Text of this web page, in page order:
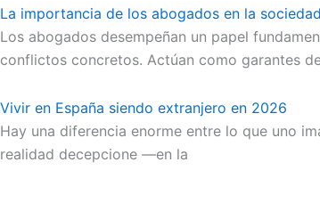
La importancia de los abogados en la sociedad
Los abogados desempeñan un papel
conflictos concretos. Actúan como garantes
Vivir en España siendo extranjero en 2026
Hay una diferencia enorme entre lo que uno
realidad decepcione —en la